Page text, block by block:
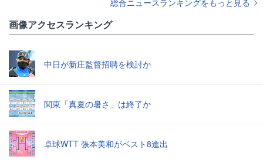
画像アクセスランキング
中日が新庄監督招聘を検討か
関東「真夏の暑さ」は終了か
卓球WTT 張本美和がベスト8進出